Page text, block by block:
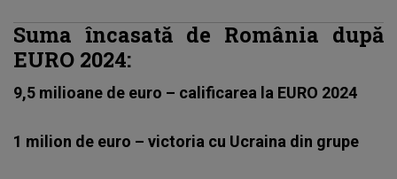
Suma încasată de România după
EURO 2024:
9,5 milioane de euro – calificarea la EURO 2024
1 milion de euro – victoria cu Ucraina din grupe